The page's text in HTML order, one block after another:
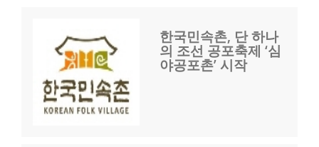
한국민속촌, 단 하나
의 조선 공포축제 ‘심
야공포촌’ 시작